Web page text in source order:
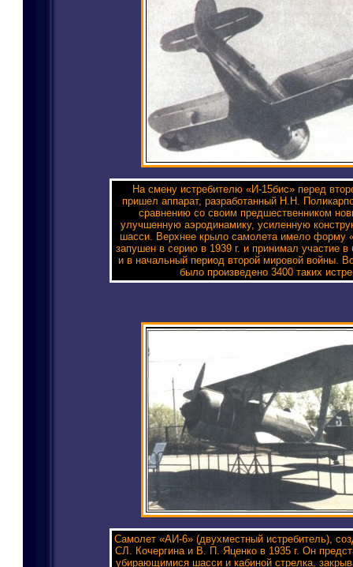
На смену истребителю «И-15бис» перед
пришел аппарат, разработанный Н.Н.
сравнению со своим предшественником
улучшенную аэродинамику, усиленную
шасси. Верхнее крыло самолета имело форму
запушен в серию в 1939 г. и принимал участие
и в начальный период второй мировой войны.
было произведено 3400 таких
Самолет «АИ-6» (двухместный истребитель),
СЛ. Кочергина и В. П. Яценко в 1935 г. Он
убирающимися шасси и кабиной стрелка,